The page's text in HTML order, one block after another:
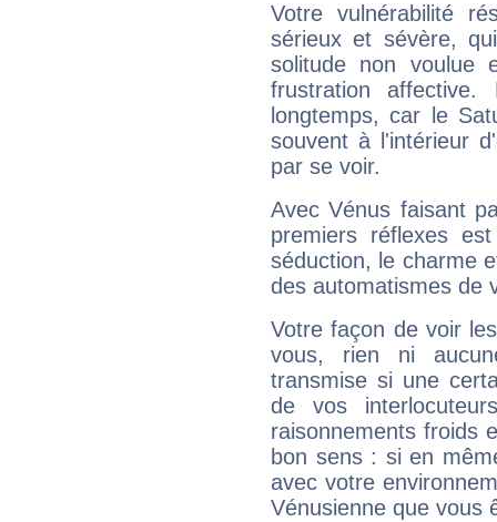
Votre vulnérabilité
sérieux et sévère,
solitude non voulue
frustration
longtemps, car le
souvent à l'intérieur
par se voir.
Avec Vénus faisant
premiers réflexes
séduction, le charme
des automatismes de
Votre façon de voir
vous, rien ni
transmise si une
de vos
raisonnements froids
bon sens : si en
avec votre
Vénusienne que vous